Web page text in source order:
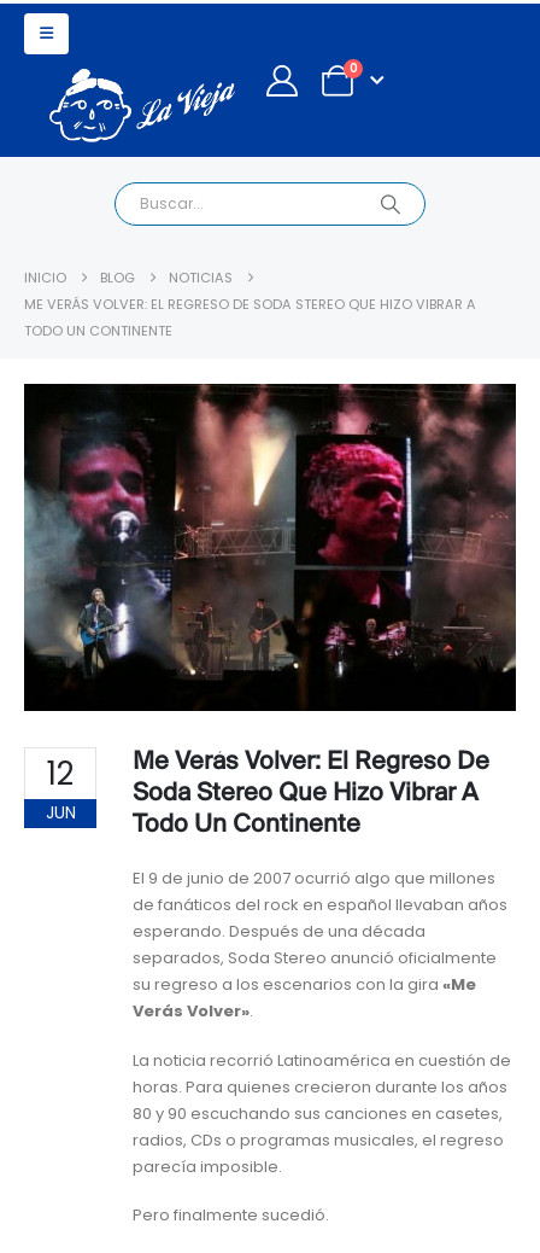
0
INICIO BLOG
NOTICIAS
ME VERÁS VOLVER: EL REGRESO DE SODA STEREO QUE HIZO VIBRAR A
TODO UN CONTINENTE
12
JUN
Me Verás Volver: El Regreso De
Soda Stereo Que Hizo Vibrar A
Todo Un Continente
El 9 de junio de 2007 ocurrió algo que millones
de fanáticos del rock en español llevaban años
esperando. Después de una década
separados, Soda Stereo anunció oficialmente
su regreso a los escenarios con la gira «Me
Verás Volver».
La noticia recorrió Latinoamérica en cuestión de
horas. Para quienes crecieron durante los años
80 y 90 escuchando sus canciones en casetes,
radios, CDs o programas musicales, el regreso
parecía imposible.
Pero finalmente sucedió.